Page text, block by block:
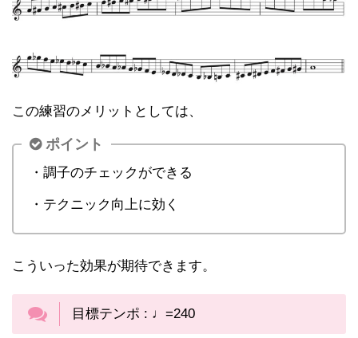
この練習のメリットとしては、
ポイント
・調子のチェックができる
・テクニック向上に効く
こういった効果が期待できます。
目標テンポ : ♩=240